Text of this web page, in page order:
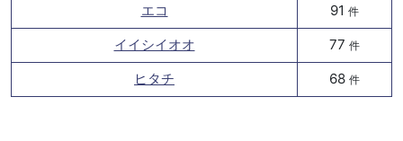
エコ
91 件
イイシイオオ 77 件
ヒタチ 68 件